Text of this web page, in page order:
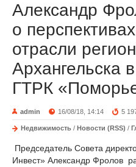
Александр
о
отрасли
Архангельска
ГТРК
admin 16/08/18, 14:14 5
Недвижимость / Новости (RSS) /
Председатель Совета
Инвест» Александр Фролов